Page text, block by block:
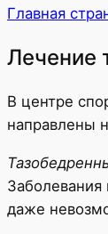
Главная
Лечение
В центре
направлены
даже